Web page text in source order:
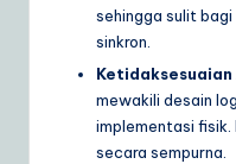
sehingga sulit
sinkron.
mewakili desain
implementasi fisik.
secara sempurna.